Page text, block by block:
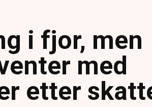
i fjor, men
med
etter